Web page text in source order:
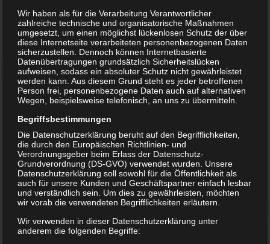
12.09.2021 – TSV
Spitzkunnersdorf 2.
gegen
BSV/Lichtenberg
Ich hatte knapp 2 Stunden auf der
Rückfahrt Zeit, mir zu überlegen,
was ich zu unserem Spiel bei der 2.
Vertretung von Spitzkunnersdorf
schreiben soll…
Ich versuche es mal. Im Laufe der
Woche kam eine Absage nach der
anderen, aber immerhin konnten wir
Wir haben als für die Verarbeitung Verantwortlicher
zahlreiche technische und organisatorische Maßnahmen
umgesetzt, um einen möglichst lückenlosen Schutz der über
diese Internetseite verarbeiteten personenbezogenen Daten
sicherzustellen. Dennoch können Internetbasierte
Datenübertragungen grundsätzlich Sicherheitslücken
aufweisen, sodass ein absoluter Schutz nicht gewährleistet
werden kann. Aus diesem Grund steht es jeder betroffenen
Person frei, personenbezogene Daten auch auf alternativen
Wegen, beispielsweise telefonisch, an uns zu übermitteln.
Begriffsbestimmungen
Die Datenschutzerklärung beruht auf den Begrifflichkeiten,
die durch den Europäischen Richtlinien- und
Verordnungsgeber beim Erlass der Datenschutz-
Grundverordnung (DS-GVO) verwendet wurden. Unsere
Datenschutzerklärung soll sowohl für die Öffentlichkeit als
auch für unsere Kunden und Geschäftspartner einfach lesbar
und verständlich sein. Um dies zu gewährleisten, möchten
wir vorab die verwendeten Begrifflichkeiten erläutern.
Wir verwenden in dieser Datenschutzerklärung unter
anderem die folgenden Begriffe: